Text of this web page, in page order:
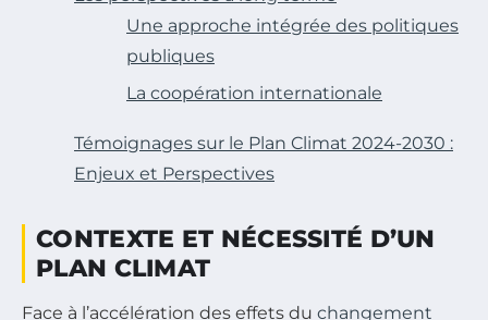
Une approche intégrée des politiques
publiques
La coopération internationale
Témoignages sur le Plan Climat 2024-2030 :
Enjeux et Perspectives
CONTEXTE ET NÉCESSITÉ D’UN
PLAN CLIMAT
Face à l’accélération des effets du changement